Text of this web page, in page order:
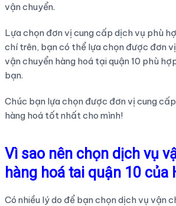
vận chuyển.
Lựa chọn đơn vị cung cấp dịch vụ phù
chí trên, bạn có thể lựa chọn được đơn
vận chuyển hàng hoá tại quận 10 phù
bạn.
Chúc bạn lựa chọn được đơn vị cung
hàng hoá tốt nhất cho mình!
Vì sao nên chọn dịch vụ
hàng hoá tai quận 10 của
Có nhiều lý do để bạn chọn dịch vụ vận